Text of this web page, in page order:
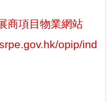
商項目物業網站
opip/ind